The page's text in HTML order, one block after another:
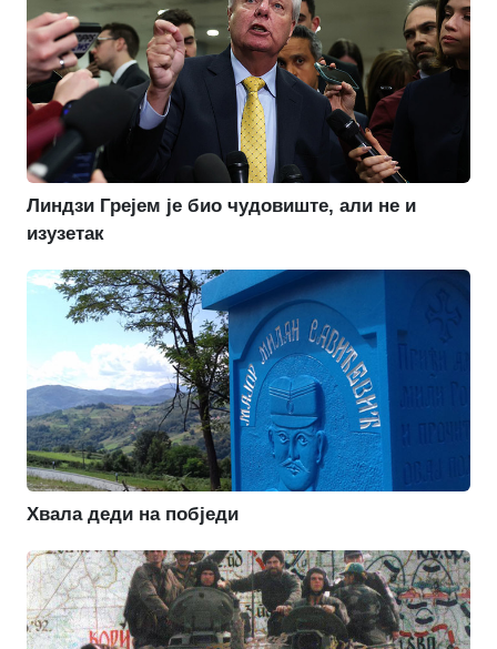
Линдзи Грејем је био чудовиште, али не и
изузетак
Хвала деди на побједи